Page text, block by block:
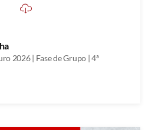
2026 | Fase de Grupo | 4ª